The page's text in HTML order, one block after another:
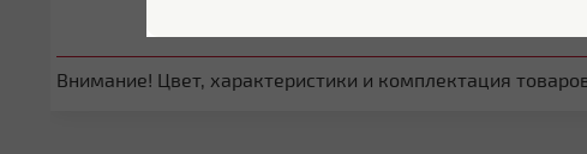
Внимание! Цвет, характеристики и комплектация